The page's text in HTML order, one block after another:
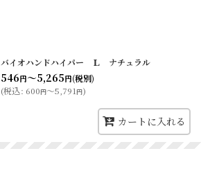
バイオハンドハイパー Ｌ ナチュラル
546円～5,265円(税別)
(税込: 600円～5,791円)
カートに入れる